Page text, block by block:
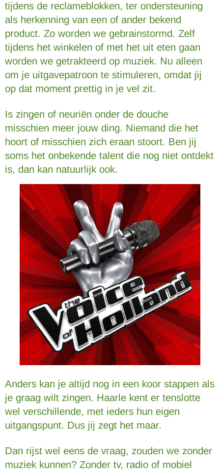
tijdens de reclameblokken, ter ondersteuning
als herkenning van een of ander bekend
product. Zo worden we gebrainstormd. Zelf
tijdens het winkelen of met het uit eten gaan
worden we getrakteerd op muziek. Nu alleen
om je uitgavepatroon te stimuleren, omdat jij
op dat moment prettig in je vel zit.
Is zingen of neuriën onder de douche
misschien meer jouw ding. Niemand die het
hoort of misschien zich eraan stoort. Ben jij
soms het onbekende talent die nog niet ontdekt
is, dan kan natuurlijk ook.
Anders kan je altijd nog in een koor stappen als
je graag wilt zingen. Haarle kent er tenslotte
wel verschillende, met ieders hun eigen
uitgangspunt. Dus jij zegt het maar.
Dan rijst wel eens de vraag, zouden we zonder
muziek kunnen? Zonder tv, radio of mobiel